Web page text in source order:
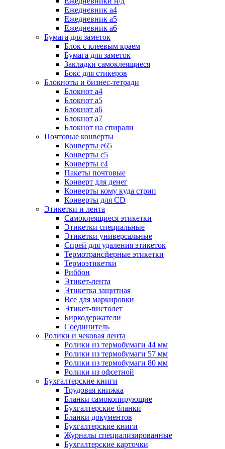
Ежедневник а4
Ежедневник а5
Ежедневник а6
Бумага для заметок
Блок с клеевым краем
Бумага для заметок
Закладки самоклеящиеся
Бокс для стикеров
Блокноты и бизнес-тетради
Блокнот а4
Блокнот а5
Блокнот а6
Блокнот а7
Блокнот на спирали
Почтовые конверты
Конверты е65
Конверты с5
Конверты с4
Пакеты почтовые
Конверт для денег
Конверты кому куда стрип
Конверты для CD
Этикетки и лента
Самоклеящиеся этикетки
Этикетки специальные
Этикетки универсальные
Спрей для удаления этикеток
Термотрансферные этикетки
Термоэтикетки
Риббон
Этикет-лента
Этикетка защитная
Все для маркировки
Этикет-пистолет
Биркодержатели
Соединитель
Ролики и чековая лента
Ролики из термобумаги 44 мм
Ролики из термобумаги 57 мм
Ролики из термобумаги 80 мм
Ролики из офсетной
Бухгалтерские книги
Трудовая книжка
Бланки самокопирующие
Бухгалтерские бланки
Бланки документов
Бухгалтерские книги
Журналы специализированные
Бухгалтерские карточки